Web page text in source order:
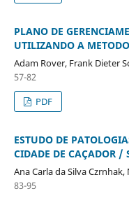
PLANO DE
UTILIZANDO A
Adam Rover, Frank Dieter
57-82
PDF
ESTUDO DE
CIDADE DE CAÇADOR /
Ana Carla da Silva
83-95